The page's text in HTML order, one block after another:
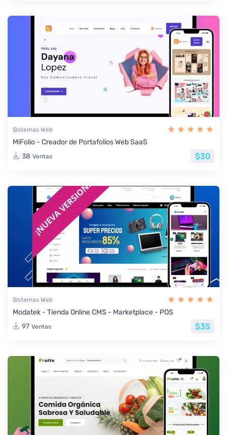
Sistemas Web
MiFolio - Creador de Portafolios Web SaaS
38 Ventas $30
Sistemas Web
Modatek - Tienda Online CMS - Marketplace - POS
97 Ventas $35